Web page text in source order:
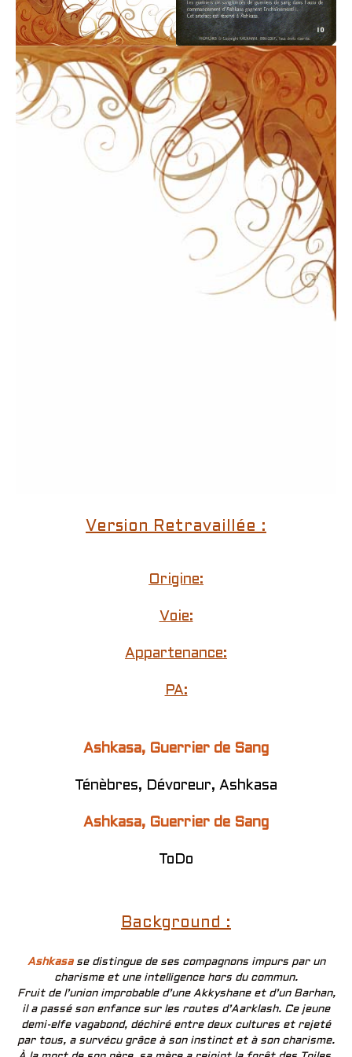
Version Retravaillée :
Origine:
Voie:
Appartenance:
PA:
Ashkasa, Guerrier de Sang
Ténèbres, Dévoreur, Ashkasa
Ashkasa, Guerrier de Sang
ToDo
Background :
Ashkasase distingue de ses compagnons impurs par un
charisme et une intelligence hors du commun.
Fruit de l’union improbable d’une Akkyshane et d’un Barhan,
il a passé son enfance sur les routes d’Aarklash. Ce jeune
demi-elfe vagabond, déchiré entre deux cultures et rejeté
par tous, a survécu grâce à son instinct et à son charisme.